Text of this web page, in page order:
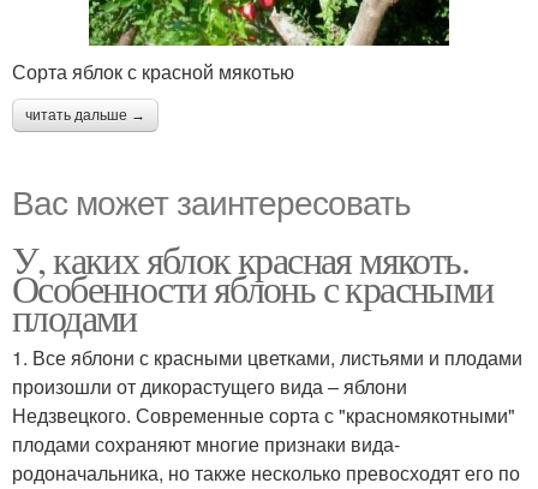
Сорта яблок с красной мякотью
читать дальше →
Вас может заинтересовать
У, каких яблок красная мякоть.
Особенности яблонь с красными
плодами
1. Все яблони с красными цветками, листьями и плодами
произошли от дикорастущего вида – яблони
Недзвецкого. Современные сорта с "красномякотными"
плодами сохраняют многие признаки вида-
родоначальника, но также несколько превосходят его по